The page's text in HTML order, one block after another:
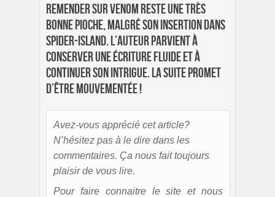
Remender sur Venom reste une très
bonne pioche, malgré son insertion dans
Spider-Island. L’auteur parvient à
conserver une écriture fluide et à
continuer son intrigue. La suite promet
d’être mouvementée !
Avez-vous apprécié cet article?
N’hésitez pas à le dire dans les
commentaires. Ça nous fait toujours
plaisir de vous lire.
Pour faire connaitre le site et nous